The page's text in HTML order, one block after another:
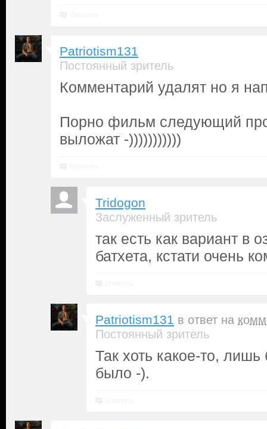
Patriotism131
Постоянный зритель
Комментарий удалят но я
Порно фильм следующий
выложат -)))))))))))
Tridogon
Заслуженный зритель
так есть как вариант в
батхета, кстати очень
Patriotism131 в ответ на
Постоянный зритель
Так хоть какое-то,
было -).